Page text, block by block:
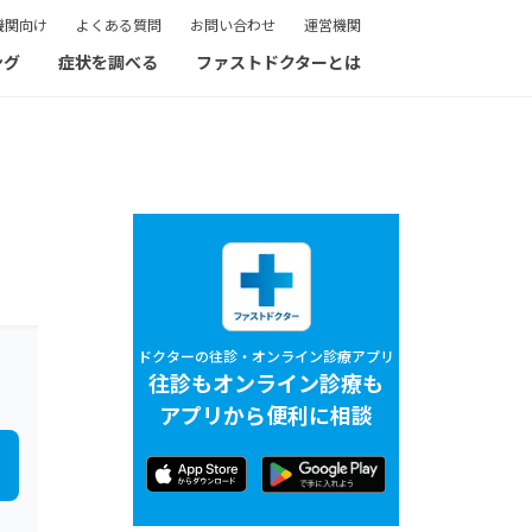
関向け よくある質問 お問い合わせ 運営機関
症状を調べる ファストドクターとは
ドクターの往診・オンライン診療アプリ
往診もオンライン診療も
アプリから便利に相談